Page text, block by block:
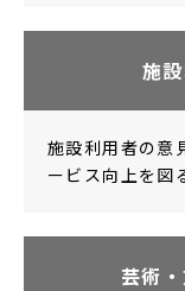
施
施設利用者の意
ービス向上を図
芸術